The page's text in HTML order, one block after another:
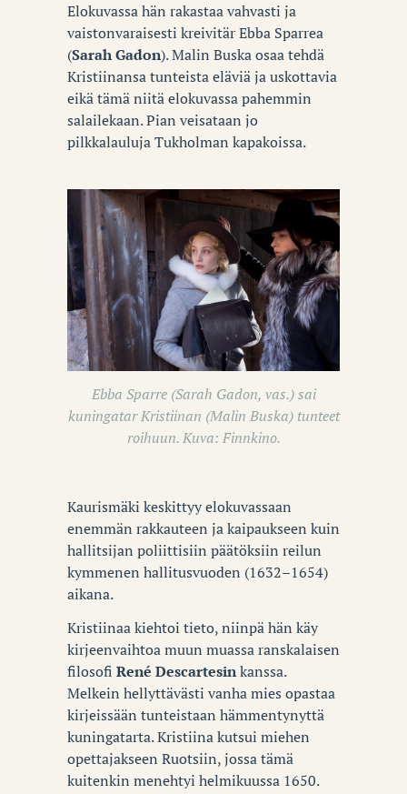
Elokuvassa hän rakastaa vahvasti ja
vaistonvaraisesti kreivitär Ebba Sparrea
(Sarah Gadon). Malin Buska osaa tehdä
Kristiinansa tunteista eläviä ja uskottavia
eikä tämä niitä elokuvassa pahemmin
salailekaan. Pian veisataan jo
pilkkalauluja Tukholman kapakoissa.
Ebba Sparre (Sarah Gadon, vas.) sai
kuningatar Kristiinan (Malin Buska) tunteet
roihuun. Kuva: Finnkino.
Kaurismäki keskittyy elokuvassaan
enemmän rakkauteen ja kaipaukseen kuin
hallitsijan poliittisiin päätöksiin reilun
kymmenen hallitusvuoden (1632–1654)
aikana.
Kristiinaa kiehtoi tieto, niinpä hän käy
kirjeenvaihtoa muun muassa ranskalaisen
filosofi René Descartesinkanssa.
Melkein hellyttävästi vanha mies opastaa
kirjeissään tunteistaan hämmentynyttä
kuningatarta. Kristiina kutsui miehen
opettajakseen Ruotsiin, jossa tämä
kuitenkin menehtyi helmikuussa 1650.